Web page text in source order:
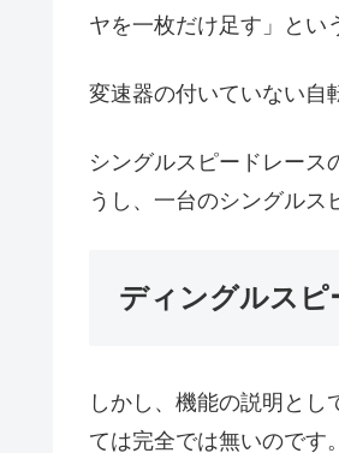
ヤを一枚だけ足す」とい
変速器の付いていない自
シングルスピードレース
うし、一台のシングルス
ディングルスピ
しかし、機能の説明と
ては完全では無いのです。